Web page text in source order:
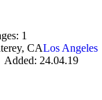
1
CALos Angeles
Added: 24.04.19